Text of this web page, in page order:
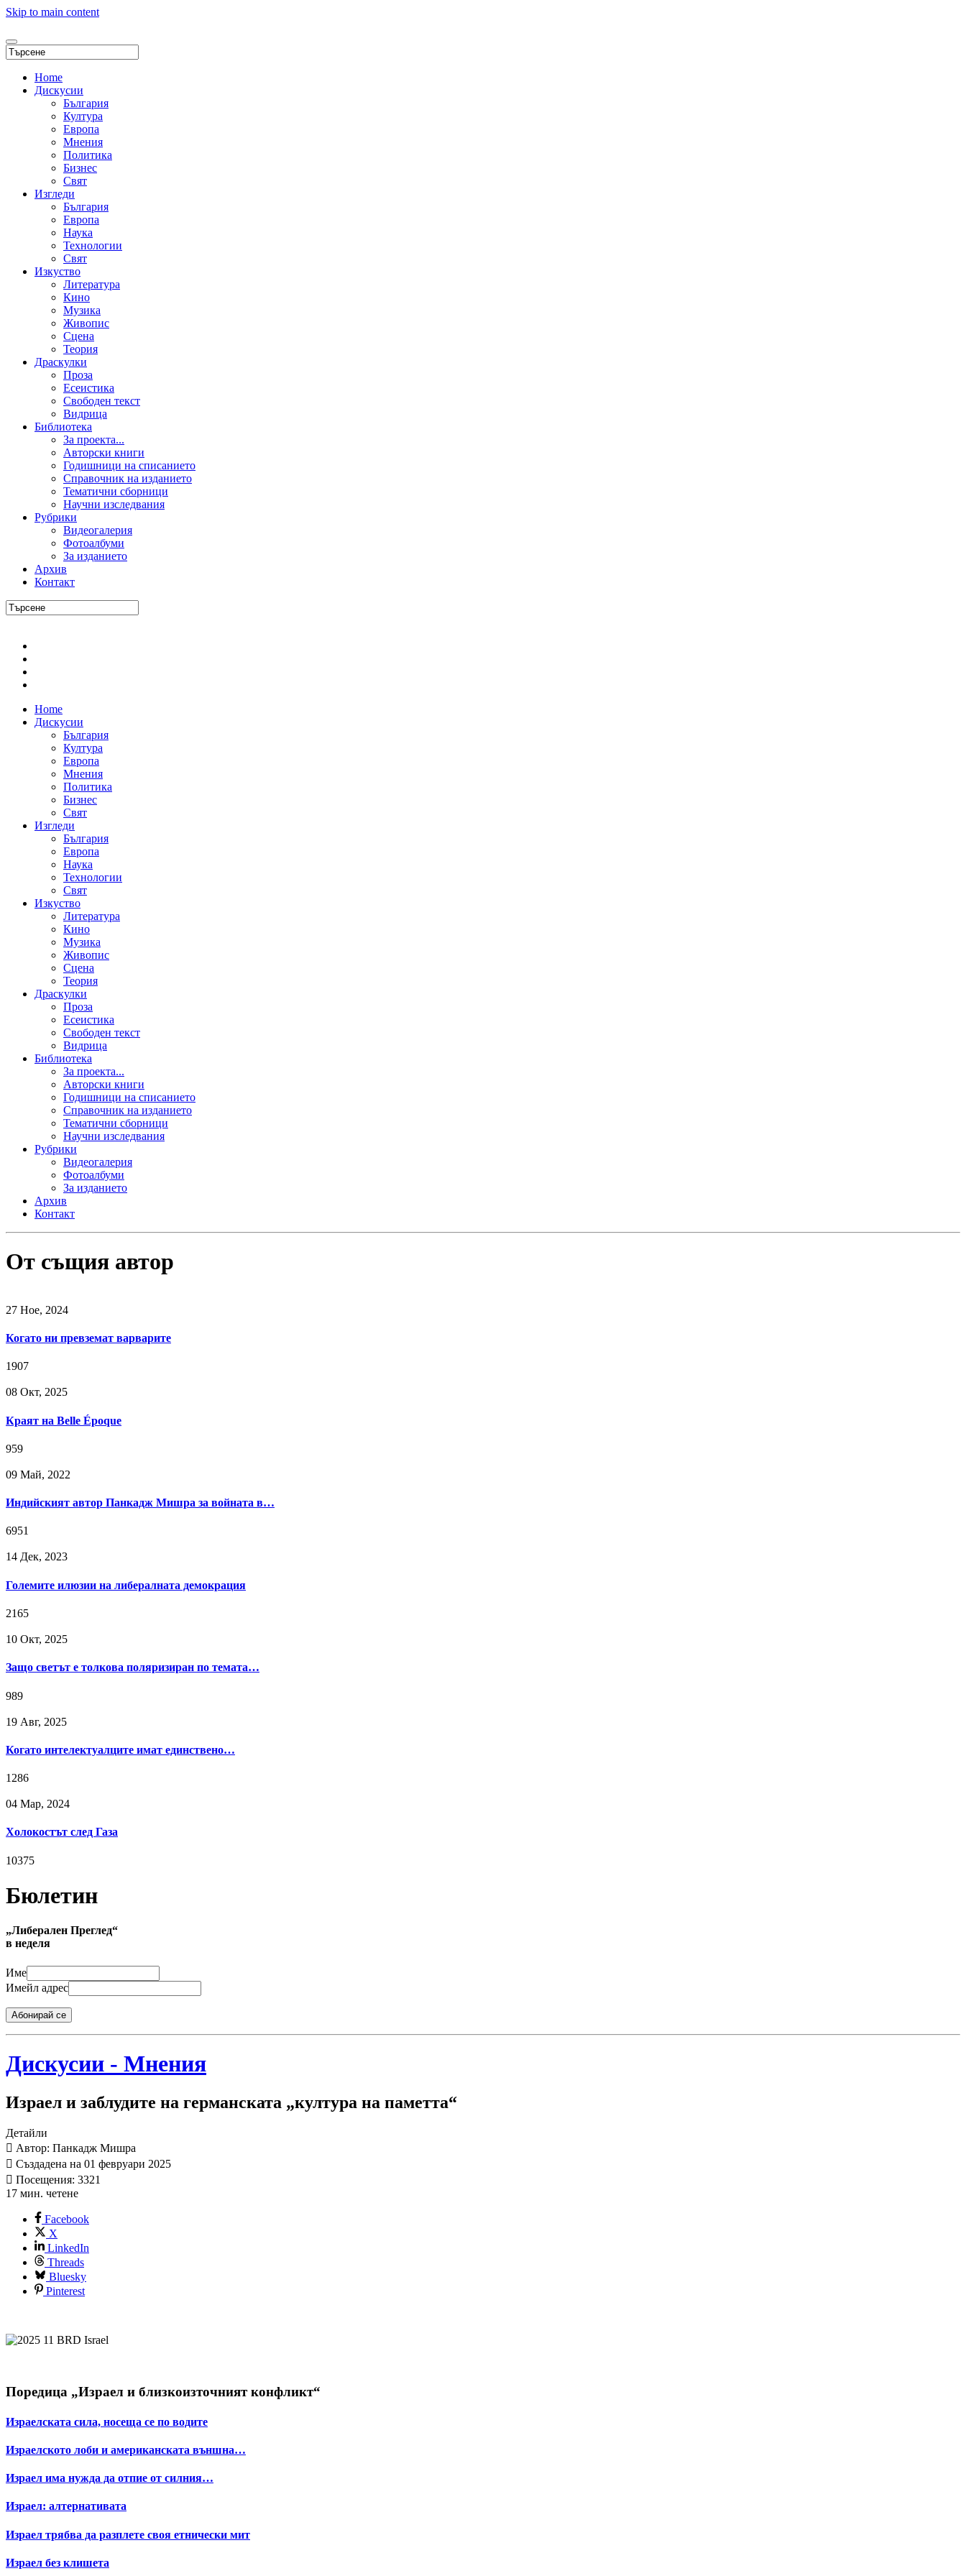
Skip to main content
Home
Дискусии
България
Култура
Европа
Мнения
Политика
Бизнес
Свят
Изгледи
България
Европа
Наука
Технологии
Свят
Изкуство
Литература
Кино
Музика
Живопис
Сцена
Теория
Драскулки
Проза
Есеистика
Свободен текст
Видрица
Библиотека
За проекта...
Авторски книги
Годишници на списанието
Справочник на изданието
Тематични сборници
Научни изследвания
Рубрики
Видеогалерия
Фотоалбуми
За изданието
Архив
Контакт
Home
Дискусии
България
Култура
Европа
Мнения
Политика
Бизнес
Свят
Изгледи
България
Европа
Наука
Технологии
Свят
Изкуство
Литература
Кино
Музика
Живопис
Сцена
Теория
Драскулки
Проза
Есеистика
Свободен текст
Видрица
Библиотека
За проекта...
Авторски книги
Годишници на списанието
Справочник на изданието
Тематични сборници
Научни изследвания
Рубрики
Видеогалерия
Фотоалбуми
За изданието
Архив
Контакт
От същия автор
27 Ное, 2024
Когато ни превземат варварите
1907
08 Окт, 2025
Краят на Belle Époque
959
09 Май, 2022
Индийският автор Панкадж Мишра за войната в…
6951
14 Дек, 2023
Големите илюзии на либералната демокрация
2165
10 Окт, 2025
Защо светът е толкова поляризиран по темата…
989
19 Авг, 2025
Когато интелектуалците имат единствено…
1286
04 Мар, 2024
Холокостът след Газа
10375
Бюлетин
„Либерален Преглед“
в неделя
Име
Имейл адрес
Абонирай се
Дискусии - Мнения
Израел и заблудите на германската „култура на паметта“
Детайли
Автор: Панкадж Мишра
Създадена на 01 февруари 2025
Посещения: 3321
17 мин. четене
Facebook
X
LinkedIn
Threads
Bluesky
Pinterest
Поредица „Израел и близкоизточният конфликт“
Израелската сила, носеща се по водите
Израелското лоби и американската външна…
Израел има нужда да отпие от силния…
Израел: алтернативата
Израел трябва да разплете своя етнически мит
Израел без клишета